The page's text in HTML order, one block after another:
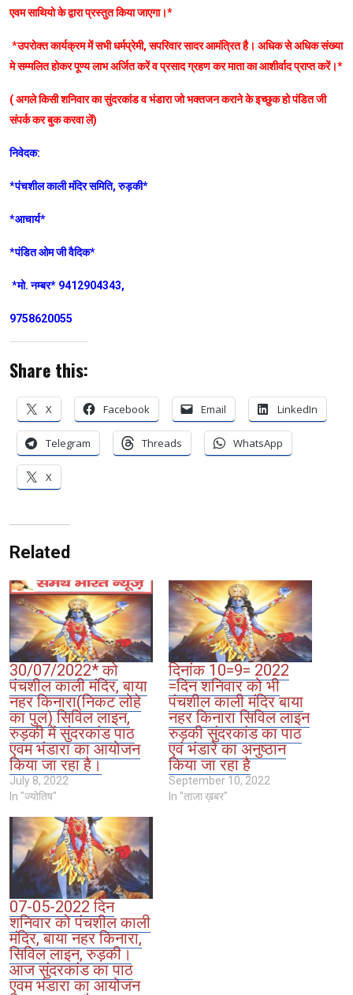
एवम साथियो के द्वारा प्रस्तुत किया जाएगा।*
*उपरोक्त कार्यक्रम में सभी धर्मप्रेमी, सपरिवार सादर आमंत्रित है। अधिक से अधिक संख्या
मे सम्मलित होकर पूण्य लाभ अर्जित करें व प्रसाद ग्रहण कर माता का आशीर्वाद प्राप्त करें।*
( अगले किसी शनिवार का सुंदरकांड व भंडारा जो भक्तजन कराने के इच्छुक हो पंडित जी
संपर्क कर बुक करवा लें)
निवेदक:
*पंचशील काली मंदिर समिति, रुड़की*
*आचार्य*
*पंडित ओम जी वैदिक*
*मो. नम्बर* 9412904343,
9758620055
Share this:
X Facebook Email LinkedIn
Telegram Threads WhatsApp
X
Related
30/07/2022* को
पंचशील काली मंदिर, बाया
नहर किनारा(निकट लोहे
का पुल) सिविल लाइन,
रुड़की में सुंदरकांड पाठ
एवम भंडारा का आयोजन
किया जा रहा है।
July 8, 2022
In "ज्योतिष"
दिनांक 10=9= 2022
=दिन शनिवार को भी
पंचशील काली मंदिर बाया
नहर किनारा सिविल लाइन
रुड़की सुंदरकांड का पाठ
एवं भंडारे का अनुष्ठान
किया जा रहा है
September 10, 2022
In "ताजा ख़बर"
07-05-2022 दिन
शनिवार को पंचशील काली
मंदिर, बाया नहर किनारा,
सिविल लाइन, रुड़की।
आज सुंदरकांड का पाठ
एवम भंडारा का आयोजन